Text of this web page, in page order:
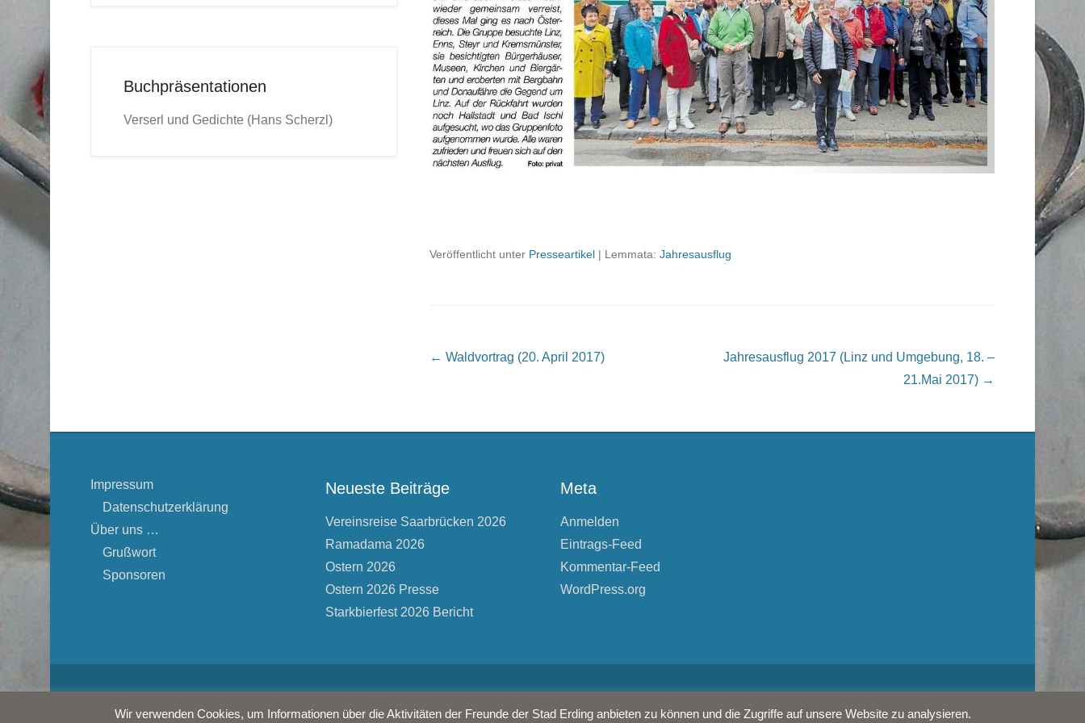
Veröffentlicht unter Presseartikel | Lemmata: Jahresausflug
Beitragsnavigation
← Waldvortrag (20. April 2017)
Jahresausflug 2017 (Linz und Umgebung, 18. –
21.Mai 2017) →
Buchpräsentationen
Verserl und Gedichte (Hans Scherzl)
Impressum
Datenschutzerklärung
Über uns …
Grußwort
Sponsoren
Neueste Beiträge
Vereinsreise Saarbrücken 2026
Ramadama 2026
Ostern 2026
Ostern 2026 Presse
Starkbierfest 2026 Bericht
Meta
Anmelden
Eintrags-Feed
Kommentar-Feed
WordPress.org
Wir verwenden Cookies, um Informationen über die Aktivitäten der Freunde der Stad Erding anbieten zu können und die Zugriffe auf unsere Website zu analysieren.